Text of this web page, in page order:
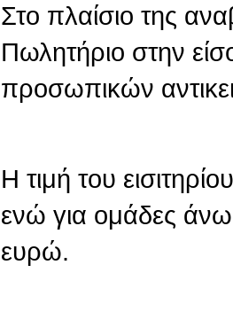
Στο πλαίσιο της
Πωλητήριο στην
προσωπικών
Η τιμή του
ενώ για ομάδες
ευρώ.